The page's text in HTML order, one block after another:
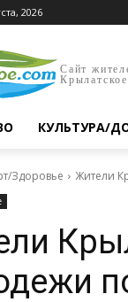
2026
Сайт
Крылатское
КУЛЬТУРА/
Здоровье Жители